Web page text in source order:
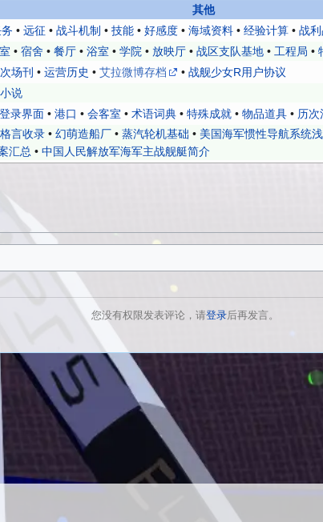
其他
• 远征 • 战斗机制 • 技能• 好感度• 海域资料• 经验计算• 战
• 宿舍 • 餐厅• 浴室 • 学院 • 放映厅• 战区支队基地• 工程局 •
场刊 • 运营历史 • 艾拉微博存档 • 战舰少女R用户协议
说
录界面• 港口 • 会客室 • 术语词典• 特殊成就• 物品道具• 历
言收录• 幻萌造船厂• 蒸汽轮机基础 • 美国海军惯性导航系统
汇总 • 中国人民解放军海军主战舰艇简介
您没有权限发表评论，请登录后再发言。